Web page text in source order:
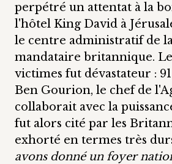
perpétré un attentat à la
l'hôtel King David à
le centre administratif de
mandataire britannique.
victimes fut dévastateur :
Ben Gourion, le chef de
collaborait avec la
fut alors cité par les
exhorté en termes très
avons donné un foyer